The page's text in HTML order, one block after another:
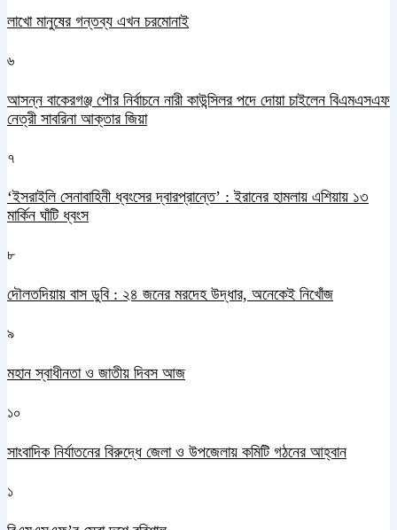
লাখো মানুষের গন্তব্য এখন চরমোনাই
৬
আসন্ন বাকেরগঞ্জ পৌর নির্বাচনে নারী কাউন্সিলর পদে দোয়া চাইলেন বিএমএসএফ
নেত্রী সাবরিনা আক্তার জিয়া
৭
‘ইসরাইলি সেনাবাহিনী ধ্বংসের দ্বারপ্রান্তে’ : ইরানের হামলায় এশিয়ায় ১৩
মার্কিন ঘাঁটি ধ্বংস
৮
দৌলতদিয়ায় বাস ডুবি : ২৪ জনের মরদেহ উদ্ধার, অনেকেই নিখোঁজ
৯
মহান স্বাধীনতা ও জাতীয় দিবস আজ
১০
সাংবাদিক নির্যাতনের বিরুদ্ধে জেলা ও উপজেলায় কমিটি গঠনের আহ্বান
১